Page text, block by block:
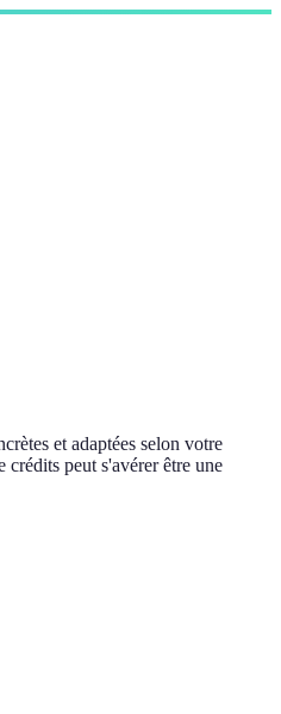
et adaptées selon votre
peut s'avérer être une